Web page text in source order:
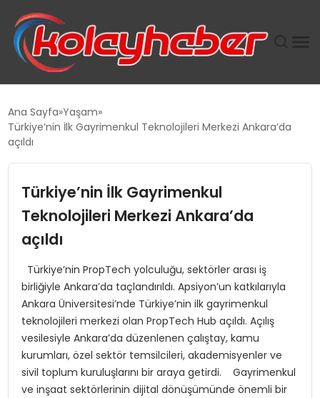
SUWEN’IN İSTIHDAM MODELI EKONOMIDE KADIN
TANYER YAPI ZEMIN MÜHENDISLIĞINDE HEDEF
BÜYÜTTÜ
TOROSLAR’DA PAZAR GERGİNLİĞİ!
Ana Sayfa Yaşam
Türkiye’nin İlk Gayrimenkul Teknolojileri Merkezi Ankara’da
açıldı
Türkiye’nin İlk Gayrimenkul
Teknolojileri Merkezi Ankara’da
açıldı
Türkiye’nin PropTech yolculuğu, sektörler arası iş
birliğiyle Ankara’da taçlandırıldı. Apsiyon’un katkılarıyla
Ankara Üniversitesi’nde Türkiye’nin ilk gayrimenkul
teknolojileri merkezi olan PropTech Hub açıldı. Açılış
vesilesiyle Ankara’da düzenlenen çalıştay, kamu
kurumları, özel sektör temsilcileri, akademisyenler ve
sivil toplum kuruluşlarını bir araya getirdi. Gayrimenkul
ve inşaat sektörlerinin dijital dönüşümünde önemli bir